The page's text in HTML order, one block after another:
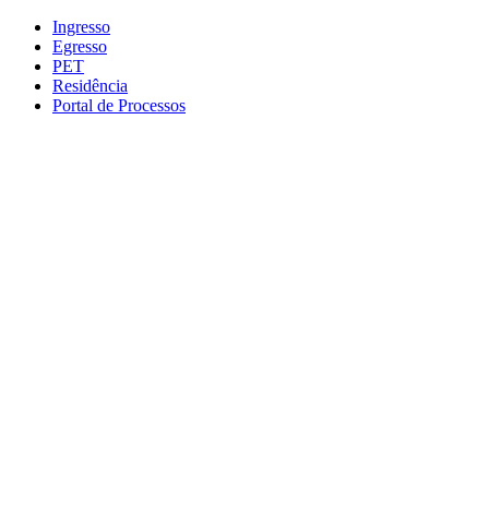
Conteúdo principal
Ingresso
Egresso
PET
Residência
Portal de Processos